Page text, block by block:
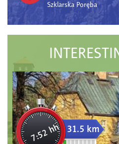
Szklarska Poręba
7:52 hh 31.5 km